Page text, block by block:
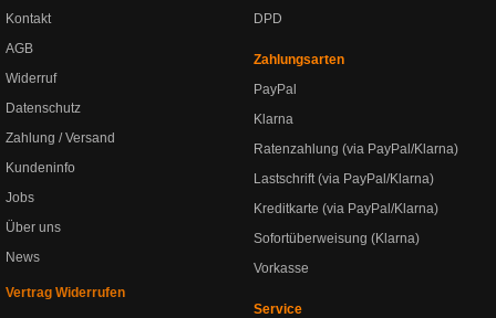
Kontakt
AGB
Widerruf
Datenschutz
Zahlung / Versand
Kundeninfo
Jobs
Über uns
News
Vertrag Widerrufen
DPD
Zahlungsarten
PayPal
Klarna
Ratenzahlung (via PayPal/Klarna)
Lastschrift (via PayPal/Klarna)
Kreditkarte (via PayPal/Klarna)
Sofortüberweisung (Klarna)
Vorkasse
Service